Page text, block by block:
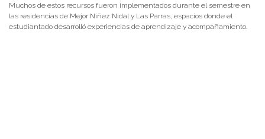
Muchos de estos recursos fueron implementados durante el semestre en
las residencias de Mejor Niñez Nidal y Las Parras, espacios donde el
estudiantado desarrolló experiencias de aprendizaje y acompañamiento.